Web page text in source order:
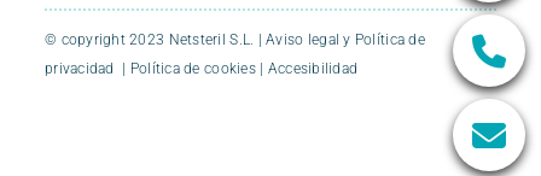
© copyright 2023 Netsteril S.L. |Aviso legal y Política de
privacidad
Política de cookies| Accesibilidad